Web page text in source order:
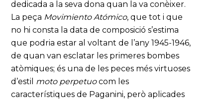
dedicada a la seva dona quan la va conèixer.
La peça Movimiento Atómico, que tot i que
no hi consta la data de composició s’estima
que podria estar al voltant de l’any 1945-1946,
de quan van esclatar les primeres bombes
atòmiques; és una de les peces més virtuoses
d’estil moto perpetuocom les
característiques de Paganini, però aplicades